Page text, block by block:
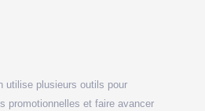
utilise plusieurs outils pour
promotionnelles et faire avancer